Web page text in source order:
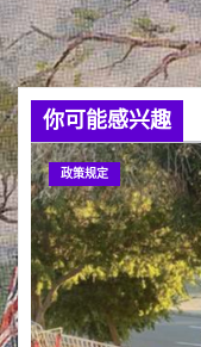
你可能感兴趣
政策规定